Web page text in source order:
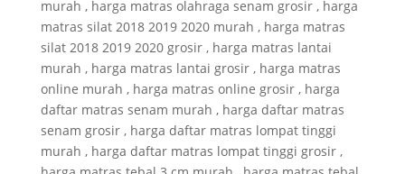
murah , harga matras olahraga senam grosir , harga
matras silat 2018 2019 2020 murah , harga matras
silat 2018 2019 2020 grosir , harga matras lantai
murah , harga matras lantai grosir , harga matras
online murah , harga matras online grosir , harga
daftar matras senam murah , harga daftar matras
senam grosir , harga daftar matras lompat tinggi
murah , harga daftar matras lompat tinggi grosir ,